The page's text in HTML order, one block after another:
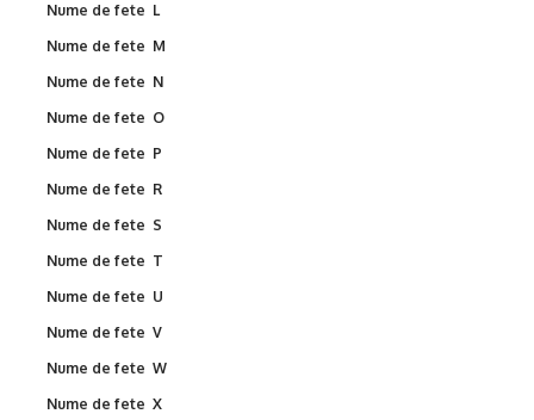
Nume de fete L
Nume de fete M
Nume de fete N
Nume de fete O
Nume de fete P
Nume de fete R
Nume de fete S
Nume de fete T
Nume de fete U
Nume de fete V
Nume de fete W
Nume de fete X